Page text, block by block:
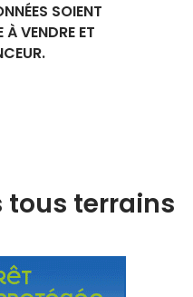
SOIENT
À VENDRE ET
tous terrains